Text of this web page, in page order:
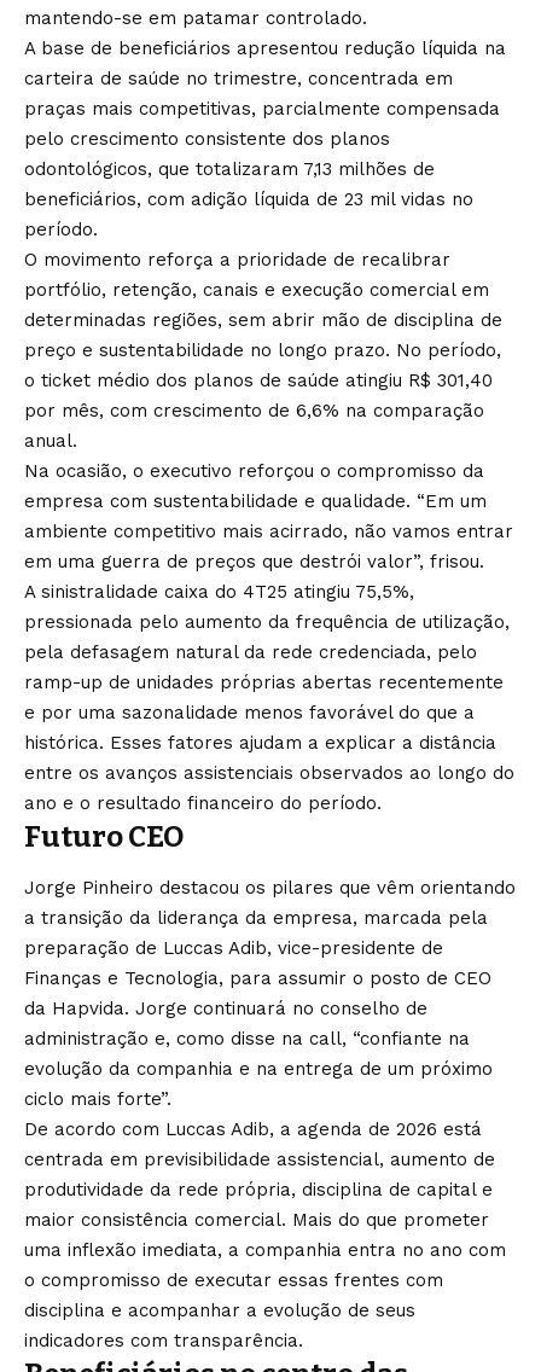
mantendo-se em patamar controlado.
A base de beneficiários apresentou redução líquida na
carteira de saúde no trimestre, concentrada em
praças mais competitivas, parcialmente compensada
pelo crescimento consistente dos planos
odontológicos, que totalizaram 7,13 milhões de
beneficiários, com adição líquida de 23 mil vidas no
período.
O movimento reforça a prioridade de recalibrar
portfólio, retenção, canais e execução comercial em
determinadas regiões, sem abrir mão de disciplina de
preço e sustentabilidade no longo prazo. No período,
o ticket médio dos planos de saúde atingiu R$ 301,40
por mês, com crescimento de 6,6% na comparação
anual.
Na ocasião, o executivo reforçou o compromisso da
empresa com sustentabilidade e qualidade. “Em um
ambiente competitivo mais acirrado, não vamos entrar
em uma guerra de preços que destrói valor”, frisou.
A sinistralidade caixa do 4T25 atingiu 75,5%,
pressionada pelo aumento da frequência de utilização,
pela defasagem natural da rede credenciada, pelo
ramp-up de unidades próprias abertas recentemente
e por uma sazonalidade menos favorável do que a
histórica. Esses fatores ajudam a explicar a distância
entre os avanços assistenciais observados ao longo do
ano e o resultado financeiro do período.
Futuro CEO
Jorge Pinheiro destacou os pilares que vêm orientando
a transição da liderança da empresa, marcada pela
preparação de Luccas Adib, vice-presidente de
Finanças e Tecnologia, para assumir o posto de CEO
da Hapvida. Jorge continuará no conselho de
administração e, como disse na call, “confiante na
evolução da companhia e na entrega de um próximo
ciclo mais forte”.
De acordo com Luccas Adib, a agenda de 2026 está
centrada em previsibilidade assistencial, aumento de
produtividade da rede própria, disciplina de capital e
maior consistência comercial. Mais do que prometer
uma inflexão imediata, a companhia entra no ano com
o compromisso de executar essas frentes com
disciplina e acompanhar a evolução de seus
indicadores com transparência.